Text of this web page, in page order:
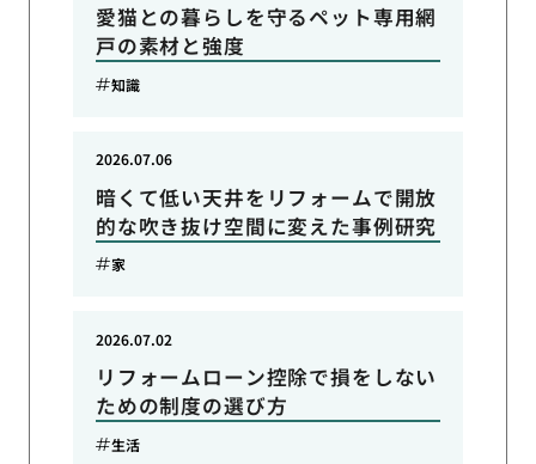
愛猫との暮らしを守るペット専用網
戸の素材と強度
知識
暗くて低い天井をリフォームで開放
的な吹き抜け空間に変えた事例研究
2026.07.06
家
リフォームローン控除で損をしない
ための制度の選び方
2026.07.02
生活